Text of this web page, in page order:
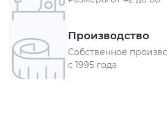
Производство
Собственное
с 1995 года